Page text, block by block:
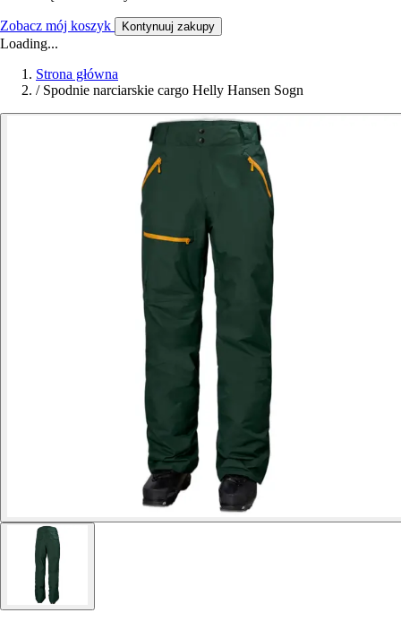
Zobacz mój koszyk Kontynuuj zakupy
Loading...
Strona główna
/ Spodnie narciarskie cargo Helly Hansen Sogn